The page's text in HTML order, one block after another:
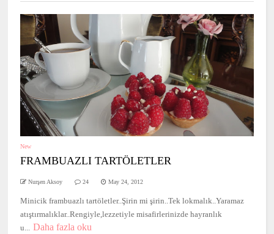
New
FRAMBUAZLI TARTÖLETLER
Nurşen Aksoy 24 May 24, 2012
Minicik frambuazlı tartöletler..Şirin mi şirin..Tek lokmalık..Yaramaz
atıştırmalıklar..Rengiyle,lezzetiyle misafirlerinizde hayranlık
u... Daha fazla oku